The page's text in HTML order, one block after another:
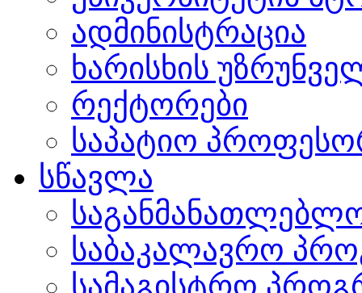
ადმინისტრაცია
ხარისხის
რექტორები
საპატიო
სწავლა
საბაკალავრო